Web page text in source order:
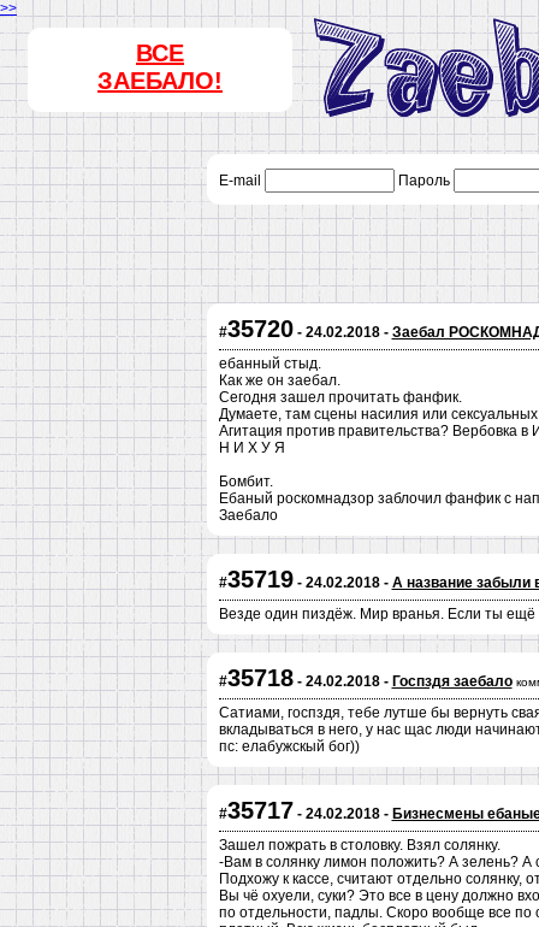
>>
ВСЕ
ЗАЕБАЛО!
E-mail Пароль
#35720- 24.02.2018 - Заебал
ебанный стыд.
Как же он заебал.
Сегодня зашел прочитать фанфик.
Думаете, там сцены насилия или
Агитация против правительства? Вербовка в
Н И Х У Я
Бомбит.
Ебаный роскомнадзор заблочил фанфик с
Заебало
#35719- 24.02.2018 - А название забыли
Везде один пиздёж. Мир вранья. Если ты ещё
#35718- 24.02.2018 - Госпздя заебало
Сатиами, госпздя, тебе лутше бы вернуть
вкладываться в него, у нас щас люди
пс: елабужскый бог))
#35717 - 24.02.2018 - Бизнесмены
Зашел пожрать в столовку. Взял солянку.
-Вам в солянку лимон положить? А зелень? А
Подхожу к кассе, считают отдельно солянку,
Вы чё охуели, суки? Это все в цену должно
по отдельности, падлы. Скоро вообще все по